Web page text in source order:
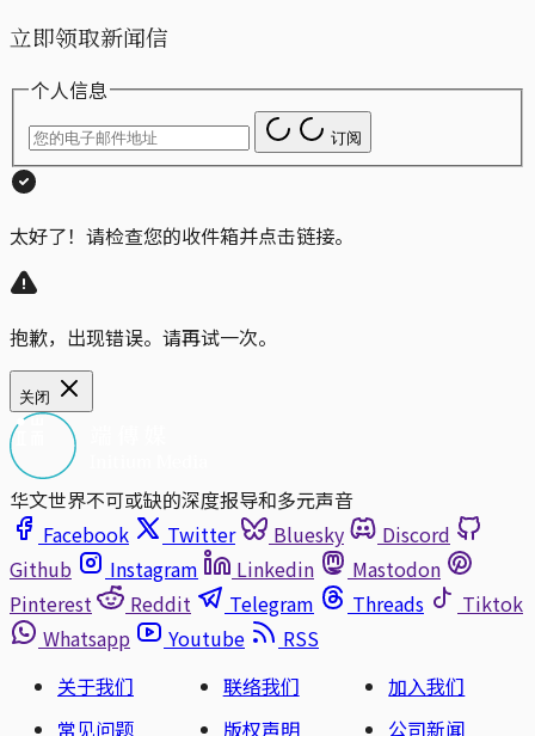
立即领取新闻信
个人信息
订阅
太好了！请检查您的收件箱并点击链接。
抱歉，出现错误。请再试一次。
关闭
华文世界不可或缺的深度报导和多元声音
Facebook
Twitter Bluesky
Discord
Github
Instagram Linkedin
Mastodon
Pinterest
Reddit Telegram Threads
Tiktok
Whatsapp
Youtube
RSS
关于我们
联络我们
加入我们
常见问题
版权声明 公司新闻